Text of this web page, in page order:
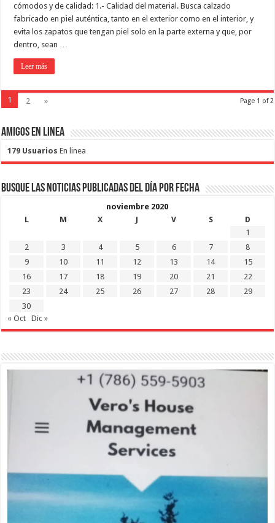
cómodos y de calidad: 1.- Calidad del material. Busca calzado
fabricado en piel auténtica, tanto en el exterior como en el interior, y
evita los zapatos que tengan piel solo en la parte externa y que, por
dentro, sean …
Leer más
Page 1 of 2
1 2 »
Amigos en Linea
179 Usuarios En linea
Busque las noticias publicadas del día por fecha
noviembre 2020
L
M X J V S
D
1
2
3 4 5 6 7
8
9
10 11 12 13 14
15
16
17 18 19 20 21
22
23
24 25 26 27 28
29
30
« Oct
Dic »